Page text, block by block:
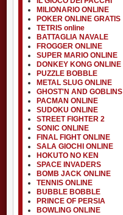
MILIONARIO ONLINE
POKER ONLINE GRATIS
TETRIS online
BATTAGLIA NAVALE
FROGGER ONLINE
SUPER MARIO ONLINE
DONKEY KONG ONLINE
PUZZLE BOBBLE
METAL SLUG ONLINE
GHOST'N AND GOBLINS
PACMAN ONLINE
SUDOKU ONLINE
STREET FIGHTER 2
SONIC ONLINE
FINAL FIGHT ONLINE
SALA GIOCHI ONLINE
HOKUTO NO KEN
SPACE INVADERS
BOMB JACK ONLINE
TENNIS ONLINE
BUBBLE BOBBLE
PRINCE OF PERSIA
BOWLING ONLINE